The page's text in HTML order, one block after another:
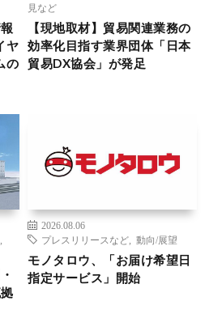
ヤ
の
見など
【現地取材】貿易関連業務の
効率化目指す業界団体「日本
貿易DX協会」が発足
2026.08.06
プレスリリースなど
動向/展望
モノタロウ、「お届け希望日
指定サービス」開始